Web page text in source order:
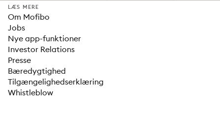
LÆS MERE
Om Mofibo
Jobs
Nye app-funktioner
Investor Relations
Presse
Bæredygtighed
Tilgængelighedserklæring
Whistleblow